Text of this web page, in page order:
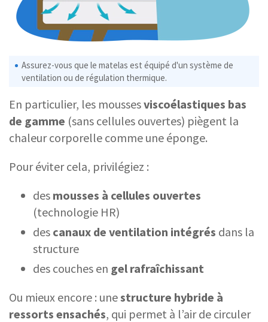
Assurez-vous que le matelas est équipé d'un système de
ventilation ou de régulation thermique.
En particulier, les moussesviscoélastiques bas
de gamme (sans cellules ouvertes) piègent la
chaleur corporelle comme une éponge.
Pour éviter cela, privilégiez :
des mousses à cellules ouvertes
(technologie HR)
des canaux de ventilation intégrés dans la
structure
des couches en gel rafraîchissant
Ou mieux encore : unestructure hybride à
ressorts ensachés, qui permet à l’air de circuler